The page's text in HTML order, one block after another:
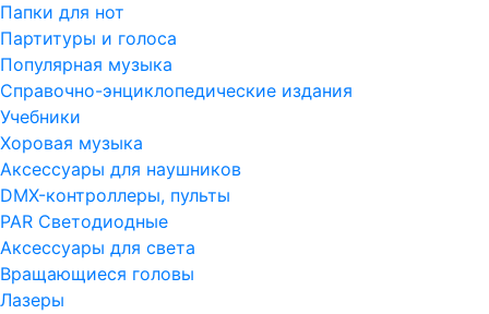
Папки для нот
Партитуры и голоса
Популярная музыка
Справочно-энциклопедические издания
Учебники
Хоровая музыка
Аксессуары для наушников
DMX-контроллеры, пульты
PAR Светодиодные
Аксессуары для света
Вращающиеся головы
Лазеры